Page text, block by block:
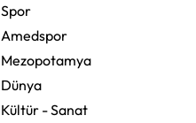
Spor
Amedspor
Mezopotamya
Dünya
Kültür - Sanat